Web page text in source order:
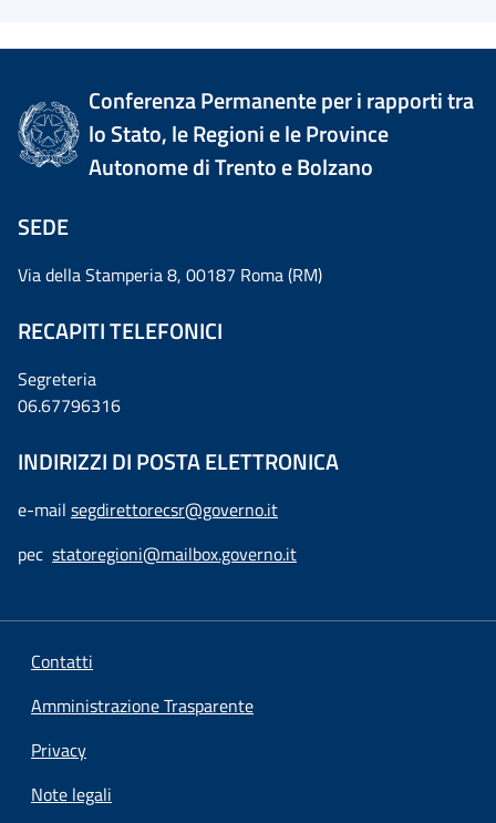
Conferenza Permanente per i rapporti tra
lo Stato, le Regioni e le Province
Autonome di Trento e Bolzano
SEDE
Via della Stamperia 8, 00187 Roma (RM)
RECAPITI TELEFONICI
Segreteria
06.67796316
INDIRIZZI DI POSTA ELETTRONICA
e-mail segdirettorecsr@governo.it
pec statoregioni@mailbox.governo.it
Contatti
Amministrazione Trasparente
Privacy
Note legali